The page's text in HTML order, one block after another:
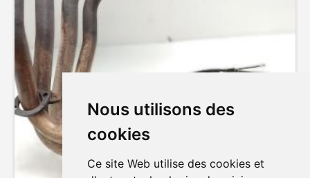
Nous utilisons des
cookies
Ce site Web utilise des cookies et